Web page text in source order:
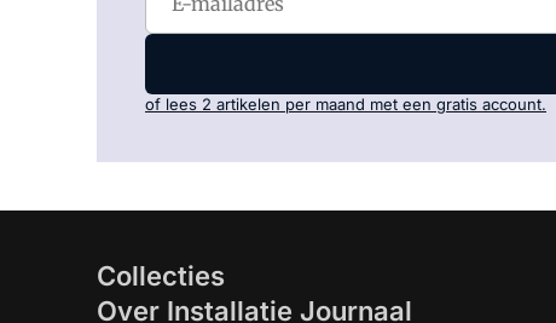
of lees 2 artikelen per maand met een gratis account.
Collecties
Over Installatie Journaal